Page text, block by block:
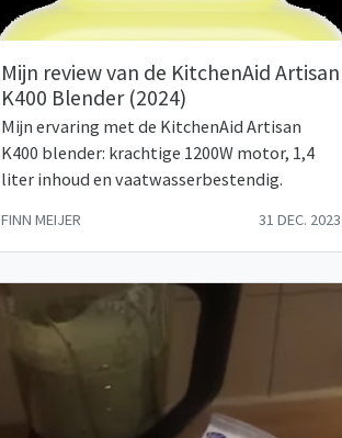
Mijn review van de KitchenAid Artisan
K400 Blender (2024)
Mijn ervaring met de KitchenAid Artisan
K400 blender: krachtige 1200W motor, 1,4
liter inhoud en vaatwasserbestendig.
FINN MEIJER 31 DEC. 2023